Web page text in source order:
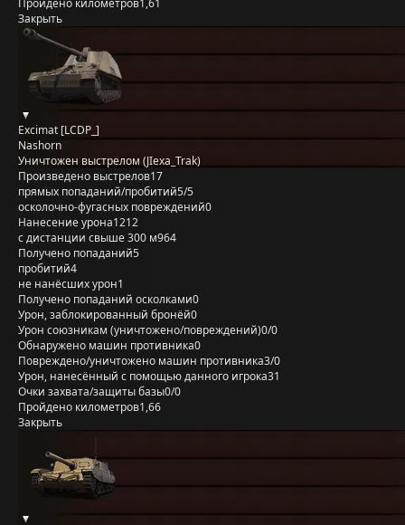
Пройдено километров1,61
Закрыть
Excimat [LCDP_]
Nashorn
Уничтожен выстрелом (JIexa_Trak)
Произведено выстрелов17
прямых попаданий/пробитий5/5
осколочно-фугасных повреждений0
Нанесение урона1212
с дистанции свыше 300 м964
Получено попаданий5
пробитий4
не нанёсших урон1
Получено попаданий осколками0
Урон, заблокированный бронёй0
Урон союзникам (уничтожено/повреждений)0/0
Обнаружено машин противника0
Повреждено/уничтожено машин противника3/0
Урон, нанесённый с помощью данного игрока31
Очки захвата/защиты базы0/0
Пройдено километров1,66
Закрыть